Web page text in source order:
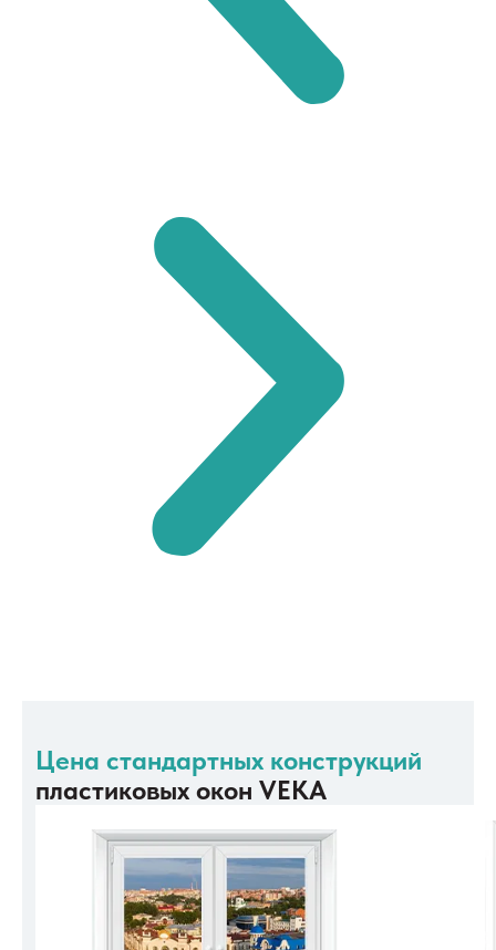
Цена стандартных конструкций
пластиковых окон VEKA